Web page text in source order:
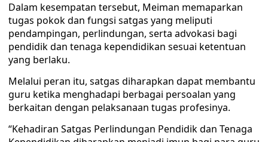
Dalam kesempatan tersebut, Meiman memaparkan
tugas pokok dan fungsi satgas yang meliputi
pendampingan, perlindungan, serta advokasi bagi
pendidik dan tenaga kependidikan sesuai ketentuan
yang berlaku.
Melalui peran itu, satgas diharapkan dapat membantu
guru ketika menghadapi berbagai persoalan yang
berkaitan dengan pelaksanaan tugas profesinya.
“Kehadiran Satgas Perlindungan Pendidik dan Tenaga